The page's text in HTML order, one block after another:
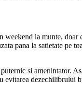
la munte,
pana la satietate pe
si amenintator.
dezechilibrului